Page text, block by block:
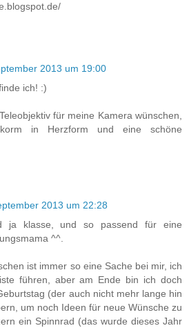
2013 um 19:00
ich! :)
für meine Kamera wünschen,
in Herzform und eine schöne
2013 um 22:28
ja klasse, und so passend für eine
^^.
ist immer so eine Sache bei mir, ich
führen, aber am Ende bin ich doch
(der auch nicht mehr lange hin
um noch Ideen für neue Wünsche zu
ein Spinnrad (das wurde dieses Jahr